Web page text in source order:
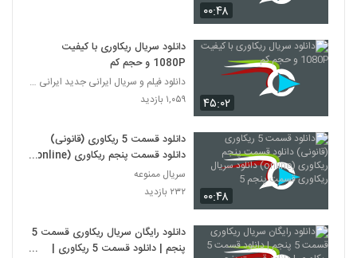
۰۰:۴۸
۴۵:۰۲
دانلود سریال ریکاوری با کیفیت
1080P و حجم کم
دانلود فیلم و سریال ایرانی جدید ایرانی (قانونی)
۱,۰۵۹ بازدید
۰۰:۴۸
دانلود قسمت 5 ریکاوری (قانونی)
دانلود قسمت پنجم ریکاوری (online)
دانلود سریال ریکاوری قسمت پنجم 5
سریال ممنوعه
۲۳۲ بازدید
دانلود رایگان سریال ریکاوری قسمت 5
پنجم | دانلود قسمت 5 ریکاوری |